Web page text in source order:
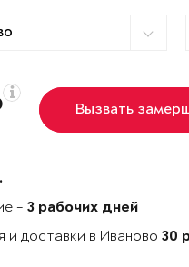
Вызвать
-3 рабочих дней
и доставки в Иваново30